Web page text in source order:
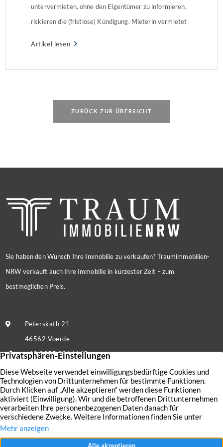
untervermieten, ohne den Eigentümer zu informieren,
riskieren die (fristlose) Kündigung. Mieterin vermietet
Artikel lesen
ZURÜCK ZUR ÜBERSICHT
Sie haben den Wunsch Ihre Immobilie zu verkaufen? Traumimmobilien-
NRW verkauft auch Ihre Immobilie in kürzester Zeit – zum
bestmöglichen Preis.
Peterskath 21
46562 Voerde
+49 2855 9214445
Nachricht senden
Kontakt
Nutzungsbedingungen
Aktuelles
Datenschutz
Immobilien
Impressum